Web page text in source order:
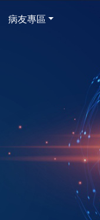
病友專區